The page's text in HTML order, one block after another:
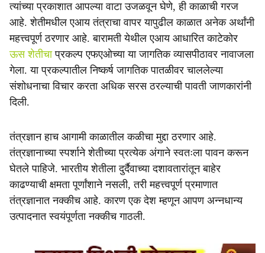
त्यांच्या प्रकाशात आपल्या वाटा उजळवून घेणे, ही काळाची गरज
आहे. शेतीमधील एआय तंत्राचा वापर यापुढील काळात अनेक अर्थांनी
महत्त्वपूर्ण ठरणार आहे. बारामती येथील एआय आधारित काटेकोर
ऊस शेतीचाप्रकल्प एफएओच्या या जागतिक व्यासपीठावर नावाजला
गेला. या प्रकल्पातील निष्कर्ष जागतिक पातळीवर चाललेल्या
संशोधनाचा विचार करता अधिक सरस ठरल्याची पावती जाणकारांनी
दिली.
तंत्रज्ञान हाच आगामी काळातील कळीचा मुद्दा ठरणार आहे.
तंत्रज्ञानाच्या स्पर्शाने शेतीच्या प्रत्येक अंगाने स्वतःला पावन करून
घेतले पाहिजे. भारतीय शेतीला दुर्दैवाच्या दशावतारांतून बाहेर
काढण्याची क्षमता पूर्णांशाने नसली, तरी महत्त्वपूर्ण प्रमाणात
तंत्रज्ञानात नक्कीच आहे. कारण एक देश म्हणून आपण अन्नधान्य
उत्पादनात स्वयंपूर्णता नक्कीच गाठली.